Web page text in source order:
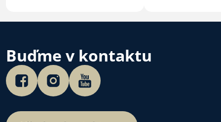
Buďme v kontaktu